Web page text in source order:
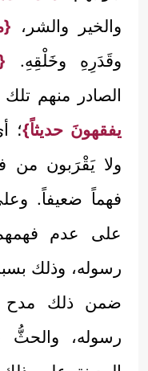
والخير والشر،
وقَدَرِهِ وخَلْقِهِ.
الصادر منهم تلك
يفقهونَ حديثاً}؛
ولا يَقْرَبون من
فهماً ضعيفاً.
على عدم
رسوله، وذلك
ضمن ذلك مدح
رسوله، والحثُّ